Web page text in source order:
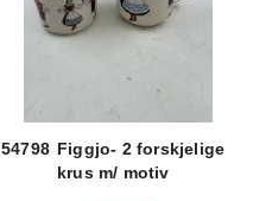
54798 Figgjo- 2 forskjelige
krus m/ motiv